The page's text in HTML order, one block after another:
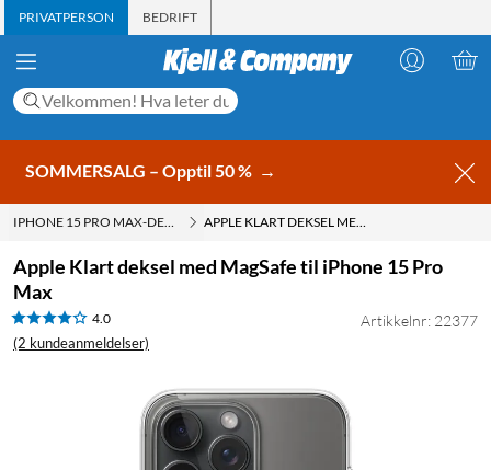
PRIVATPERSON BEDRIFT
SOMMERSALG – Opptil 50 % →
IPHONE 15 PRO MAX-DEKSLER APPLE KLART DEKSEL MED MAGSAFE TIL IPHONE 15 PRO MAX
Apple Klart deksel med MagSafe til iPhone 15 Pro
Max
4.0
(2 kundeanmeldelser)
Artikkelnr: 22377